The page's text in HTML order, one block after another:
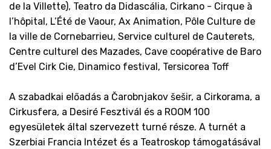
de la Villette), Teatro da Didascália, Cirkano - Cirque à
l’hôpital, L’Été de Vaour, Ax Animation, Pôle Culture de
la ville de Cornebarrieu, Service culturel de Cauterets,
Centre culturel des Mazades, Cave coopérative de Baro
d’Evel Cirk Cie, Dinamico festival, Tersicorea Toff
A szabadkai előadás a Čarobnjakov šešir, a Cirkorama, a
Cirkusfera, a Desiré Fesztivál és a ROOM 100
egyesületek által szervezett turné része. A turnét a
Szerbiai Francia Intézet és a Teatroskop támogatásával